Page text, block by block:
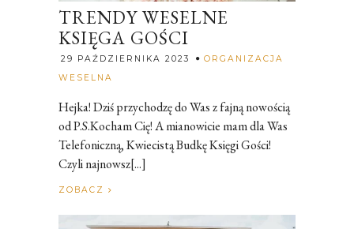
TRENDY WESELNE
KSIĘGA GOŚCI
29 PAŹDZIERNIKA 2023
ORGANIZACJA
WESELNA
Hejka! Dziś przychodzę do Was z fajną nowością
od P.S.Kocham Cię! A mianowicie mam dla Was
Telefoniczną, Kwiecistą Budkę Księgi Gości!
Czyli najnowsz[...]
ZOBACZ